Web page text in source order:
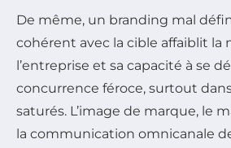
De même, un branding mal
cohérent avec la cible affaiblit la
l’entreprise et sa capacité à se
concurrence féroce, surtout
saturés. L’image de marque, le
la communication omnicanale